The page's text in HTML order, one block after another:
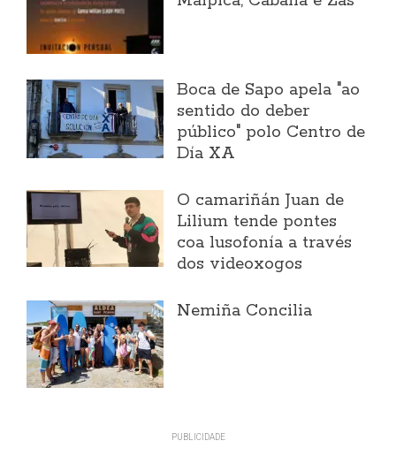
Boca de Sapo apela "ao
sentido do deber
público" polo Centro de
Día XA
O camariñán Juan de
Lilium tende pontes
coa lusofonía a través
dos videoxogos
Nemiña Concilia